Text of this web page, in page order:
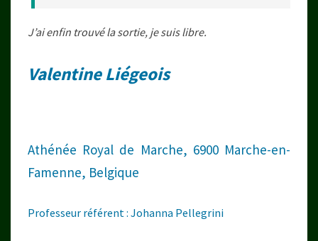
J’ai enfin trouvé la sortie, je suis libre.
Valentine Liégeois
Athénée Royal de Marche, 6900 Marche-en-
Famenne, Belgique
Professeur référent : Johanna Pellegrini